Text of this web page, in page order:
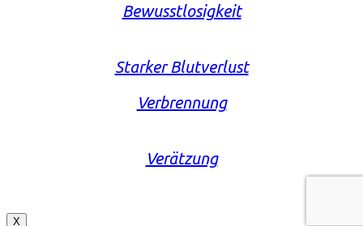
Bewusstlosigkeit
Starker Blutverlust
Verbrennung
Verätzung
X